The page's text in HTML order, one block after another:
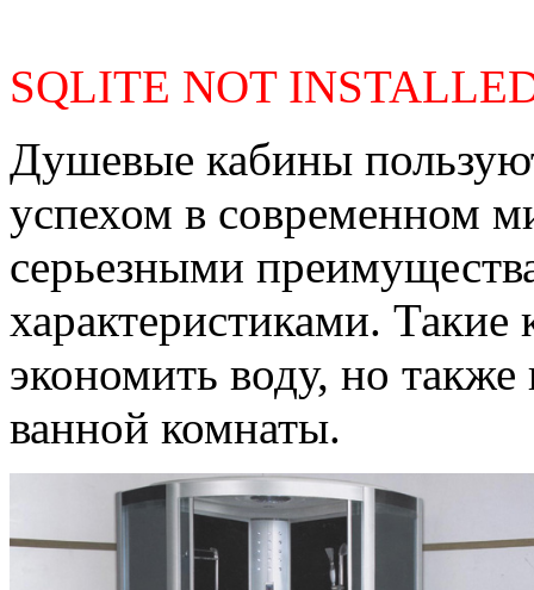
SQLITE NOT
Душевые кабины
успехом в современном
серьезными
характеристиками.
экономить воду, но
ванной комнаты.